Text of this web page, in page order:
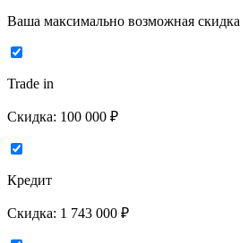
Ваша максимально возможная скидка
Trade in
Скидка: 100 000 ₽
Кредит
Скидка: 1 743 000 ₽